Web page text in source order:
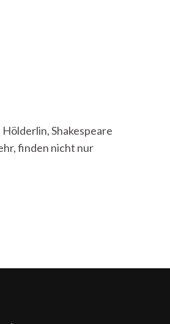
Shakespeare
finden nicht nur